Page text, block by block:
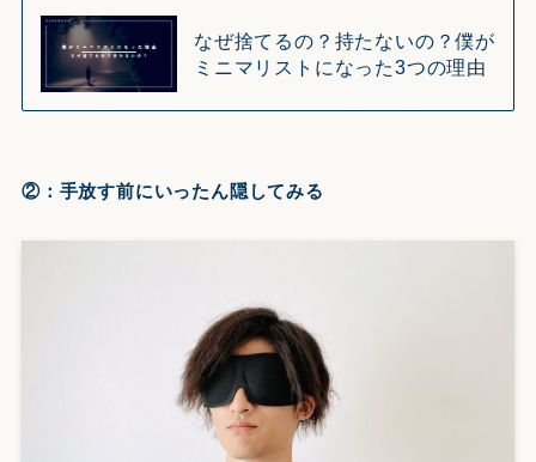
なぜ捨てるの？持たないの？僕が
ミニマリストになった3つの理由
②：手放す前にいったん隠してみる